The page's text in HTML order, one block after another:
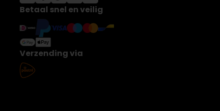
Betaal snel en veilig
Verzending via